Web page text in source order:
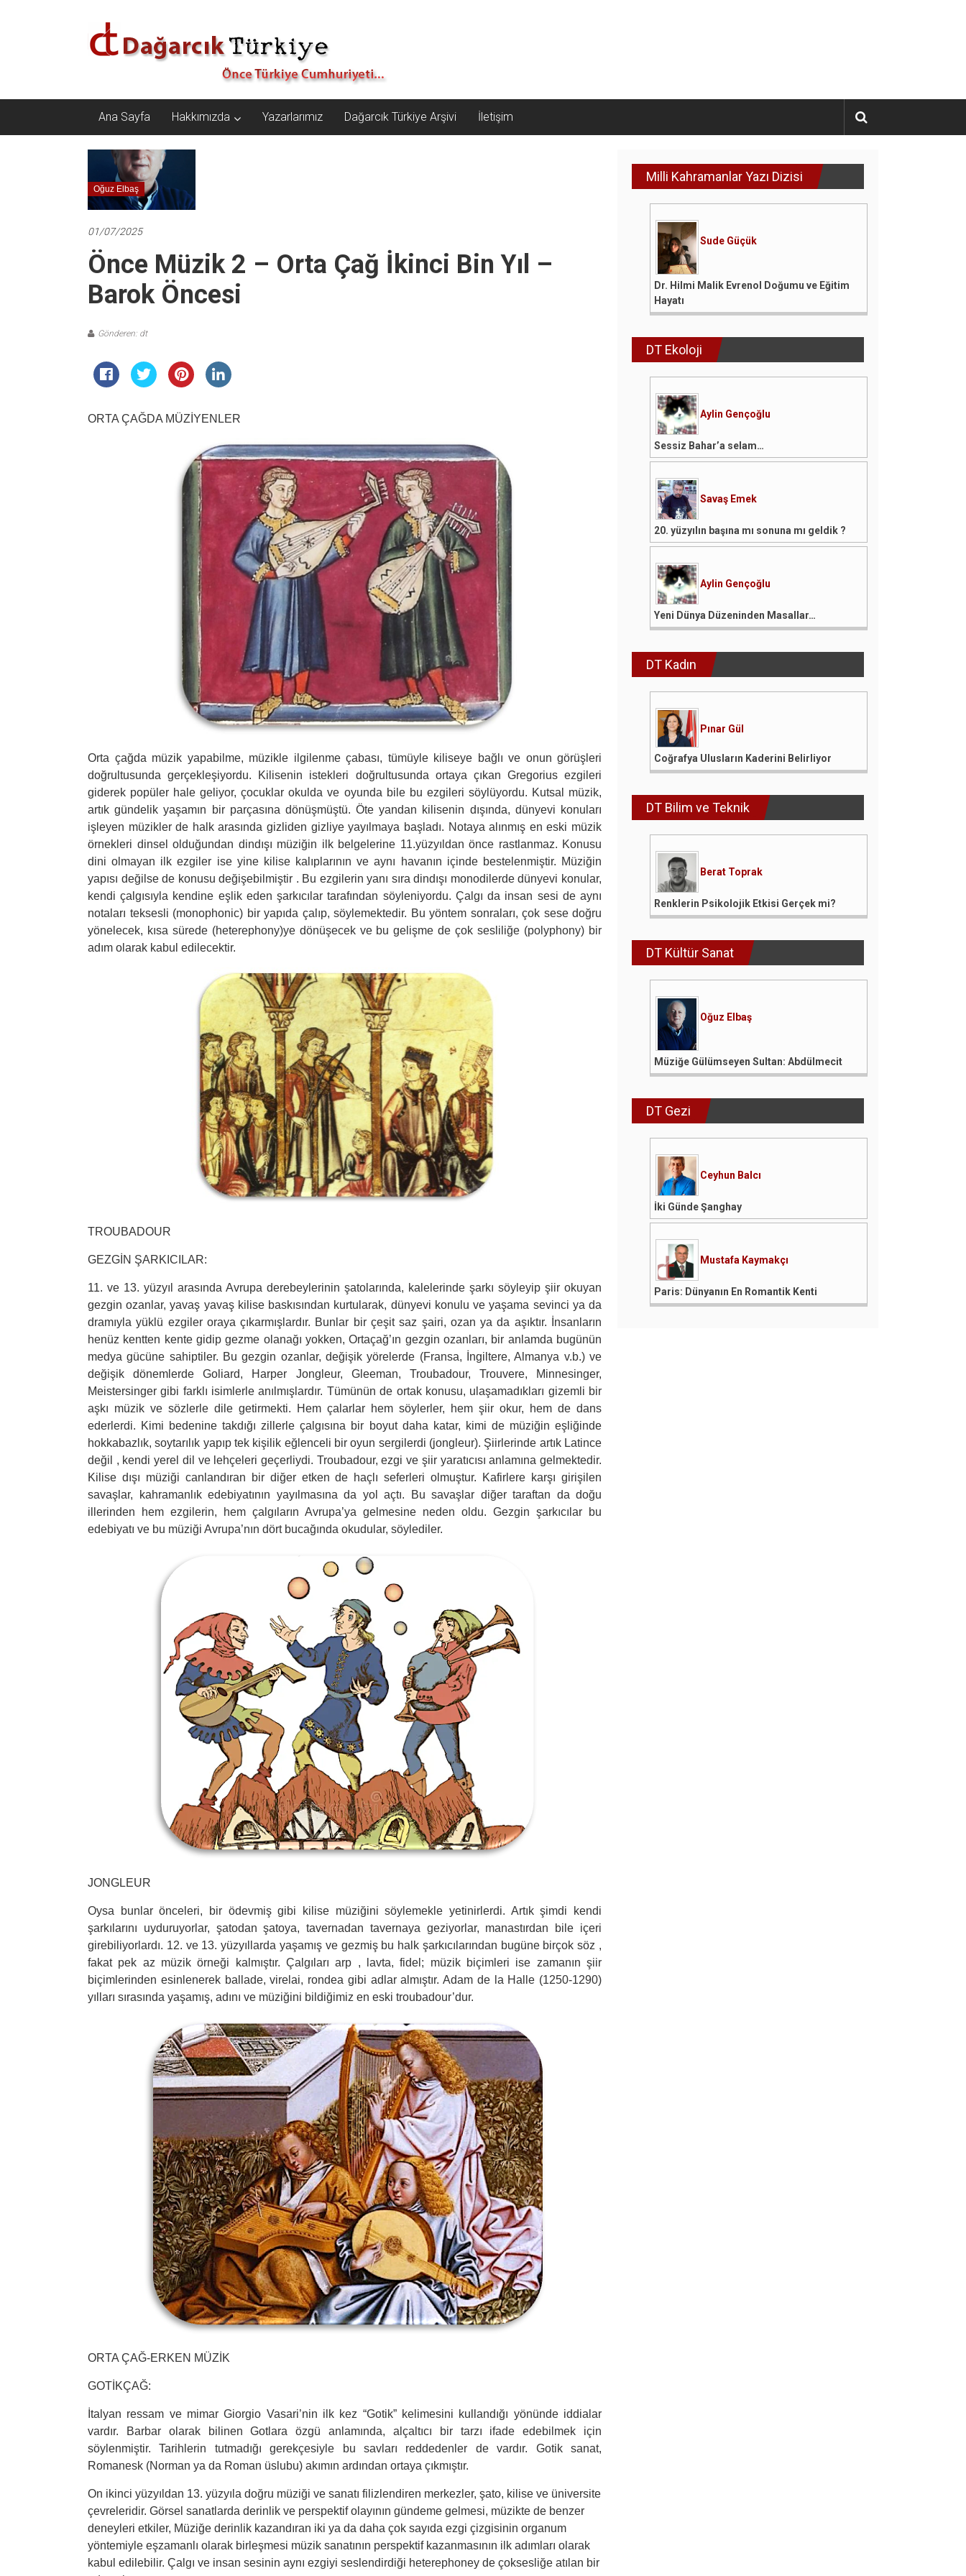
Dağarcık
Türkiye
Türkiye
Cumhuriyeti…
Ana Sayfa Hakkımızda Yazarlarımız Dağarcık Türkiye Arşivi İletişim
Oğuz Elbaş
01/07/2025
Önce Müzik 2 – Orta Çağ İkinci Bin Yıl –
Barok Öncesi
Gönderen: dt
ORTA ÇAĞDA MÜZİYENLER
Orta çağda müzik yapabilme, müzikle ilgilenme çabası, tümüyle kiliseye bağlı ve onun görüşleri
doğrultusunda gerçekleşiyordu. Kilisenin istekleri doğrultusunda ortaya çıkan Gregorius ezgileri
giderek popüler hale geliyor, çocuklar okulda ve oyunda bile bu ezgileri söylüyordu. Kutsal müzik,
artık gündelik yaşamın bir parçasına dönüşmüştü. Öte yandan kilisenin dışında, dünyevi konuları
işleyen müzikler de halk arasında gizliden gizliye yayılmaya başladı. Notaya alınmış en eski müzik
örnekleri dinsel olduğundan dindışı müziğin ilk belgelerine 11.yüzyıldan önce rastlanmaz. Konusu
dini olmayan ilk ezgiler ise yine kilise kalıplarının ve aynı havanın içinde bestelenmiştir. Müziğin
yapısı değilse de konusu değişebilmiştir . Bu ezgilerin yanı sıra dindışı monodilerde dünyevi konular,
kendi çalgısıyla kendine eşlik eden şarkıcılar tarafından söyleniyordu. Çalgı da insan sesi de aynı
notaları teksesli (monophonic) bir yapıda çalıp, söylemektedir. Bu yöntem sonraları, çok sese doğru
yönelecek, kısa sürede (heterephony)ye dönüşecek ve bu gelişme de çok sesliliğe (polyphony) bir
adım olarak kabul edilecektir.
TROUBADOUR
GEZGİN ŞARKICILAR:
11. ve 13. yüzyıl arasında Avrupa derebeylerinin şatolarında, kalelerinde şarkı söyleyip şiir okuyan
gezgin ozanlar, yavaş yavaş kilise baskısından kurtularak, dünyevi konulu ve yaşama sevinci ya da
dramıyla yüklü ezgiler oraya çıkarmışlardır. Bunlar bir çeşit saz şairi, ozan ya da aşıktır. İnsanların
henüz kentten kente gidip gezme olanağı yokken, Ortaçağ’ın gezgin ozanları, bir anlamda bugünün
medya gücüne sahiptiler. Bu gezgin ozanlar, değişik yörelerde (Fransa, İngiltere, Almanya v.b.) ve
değişik dönemlerde Goliard, Harper Jongleur, Gleeman, Troubadour, Trouvere, Minnesinger,
Meistersinger gibi farklı isimlerle anılmışlardır. Tümünün de ortak konusu, ulaşamadıkları gizemli bir
aşkı müzik ve sözlerle dile getirmekti. Hem çalarlar hem söylerler, hem şiir okur, hem de dans
ederlerdi. Kimi bedenine takdığı zillerle çalgısına bir boyut daha katar, kimi de müziğin eşliğinde
hokkabazlık, soytarılık yapıp tek kişilik eğlenceli bir oyun sergilerdi (jongleur). Şiirlerinde artık Latince
değil , kendi yerel dil ve lehçeleri geçerliydi. Troubadour, ezgi ve şiir yaratıcısı anlamına gelmektedir.
Kilise dışı müziği canlandıran bir diğer etken de haçlı seferleri olmuştur. Kafirlere karşı girişilen
savaşlar, kahramanlık edebiyatının yayılmasına da yol açtı. Bu savaşlar diğer taraftan da doğu
illerinden hem ezgilerin, hem çalgıların Avrupa’ya gelmesine neden oldu. Gezgin şarkıcılar bu
edebiyatı ve bu müziği Avrupa’nın dört bucağında okudular, söylediler.
JONGLEUR
Oysa bunlar önceleri, bir ödevmiş gibi kilise müziğini söylemekle yetinirlerdi. Artık şimdi kendi
şarkılarını uyduruyorlar, şatodan şatoya, tavernadan tavernaya geziyorlar, manastırdan bile içeri
girebiliyorlardı. 12. ve 13. yüzyıllarda yaşamış ve gezmiş bu halk şarkıcılarından bugüne birçok söz ,
fakat pek az müzik örneği kalmıştır. Çalgıları arp , lavta, fidel; müzik biçimleri ise zamanın şiir
biçimlerinden esinlenerek ballade, virelai, rondea gibi adlar almıştır. Adam de la Halle (1250-1290)
yılları sırasında yaşamış, adını ve müziğini bildiğimiz en eski troubadour’dur.
ORTA ÇAĞ-ERKEN MÜZİK
GOTİKÇAĞ:
İtalyan ressam ve mimar Giorgio Vasari’nin ilk kez “Gotik” kelimesini kullandığı yönünde iddialar
vardır. Barbar olarak bilinen Gotlara özgü anlamında, alçaltıcı bir tarzı ifade edebilmek için
söylenmiştir. Tarihlerin tutmadığı gerekçesiyle bu savları reddedenler de vardır. Gotik sanat,
Romanesk (Norman ya da Roman üslubu) akımın ardından ortaya çıkmıştır.
On ikinci yüzyıldan 13. yüzyıla doğru müziği ve sanatı filizlendiren merkezler, şato, kilise ve üniversite
çevreleridir. Görsel sanatlarda derinlik ve perspektif olayının gündeme gelmesi, müzikte de benzer
deneyleri etkiler, Müziğe derinlik kazandıran iki ya da daha çok sayıda ezgi çizgisinin organum
yöntemiyle eşzamanlı olarak birleşmesi müzik sanatının perspektif kazanmasının ilk adımları olarak
kabul edilebilir. Çalgı ve insan sesinin aynı ezgiyi seslendirdiği heterephoney de çoksesliğe atılan bir
Milli Kahramanlar Yazı Dizisi
Sude Güçük
Dr. Hilmi Malik Evrenol Doğumu ve Eğitim
Hayatı
DT Ekoloji
Aylin Gençoğlu
Sessiz Bahar’a selam…
Savaş Emek
20. yüzyılın başına mı sonuna mı geldik ?
Aylin Gençoğlu
Yeni Dünya Düzeninden Masallar…
DT Kadın
Pınar Gül
Coğrafya Ulusların Kaderini Belirliyor
DT Bilim ve Teknik
Berat Toprak
Renklerin Psikolojik Etkisi Gerçek mi?
DT Kültür Sanat
Oğuz Elbaş
Müziğe Gülümseyen Sultan: Abdülmecit
DT Gezi
Ceyhun Balcı
İki Günde Şanghay
Mustafa Kaymakçı
Paris: Dünyanın En Romantik Kenti